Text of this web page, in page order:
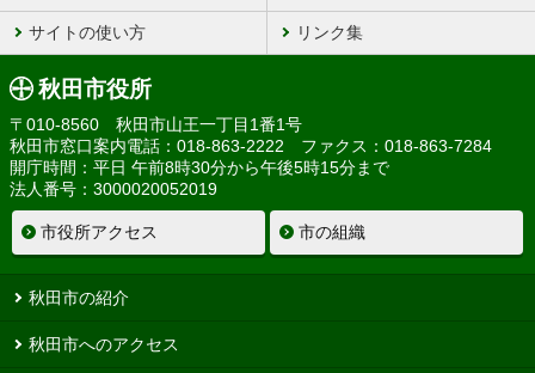
サイトの使い方 リンク集
秋田市役所
〒010-8560 秋田市山王一丁目1番1号
秋田市窓口案内電話：018-863-2222 ファクス：018-863-7284
開庁時間：平日 午前8時30分から午後5時15分まで
法人番号：3000020052019
市役所アクセス 市の組織
秋田市の紹介
秋田市へのアクセス